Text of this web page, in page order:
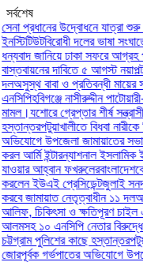
সর্বশেষ
প্রধানের উদ্বোধনে যাত্রা শুরু
বিরোধী দলের ভাষা
জানিয়ে ঢাকা সফরে আগ্রহ
দাবিতে ৫ আগস্ট
অসুস্থ বাবা ও প্রতিবন্ধী মায়ের
হবিগঞ্জে নাসীরুদ্দীন
যশোরে গ্রেপ্তার শীর্ষ
পটুয়াখালীতে বিধবা নারীকে
উপজেলা জামায়াতের
আর্মি ইন্টারন্যাশনাল ইসলামিক
আহ্বান ফখরুলের
ইউএই প্রেসিডেন্টজুলাই সনদ
জামায়াত নেতৃত্বাধীন ১১ দল
চিকিৎসা ও ক্ষতিপূরণ চাইল
১০ এনসিপি নেতার বিরুদ্ধে
পুলিশের কাছে হস্তান্তর
গর্ভপাতের অভিযোগে